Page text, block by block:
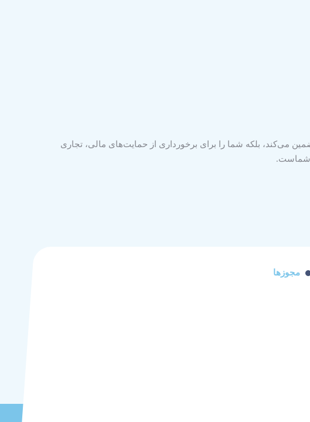
می‌کند، بلکه شما را برای برخورداری از حمایت‌های مالی، تجاری
شماست.
مجوزها